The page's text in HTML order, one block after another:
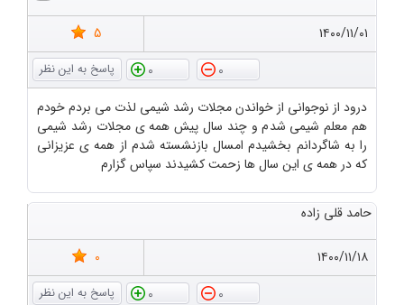
۱۴۰۰/۱۱/۰۱
5
0
0
درود از نوجوانی از خواندن مجلات رشد شیمی لذت می بردم خودم
هم معلم شیمی شدم و چند سال پیش همه ی مجلات رشد شیمی
را به شاگردانم بخشیدم امسال بازنشسته شدم از همه ی عزیزانی
که در همه ی این سال ها زحمت کشیدند سپاس گزارم
حامد قلی زاده
۱۴۰۰/۱۱/۱۸
0
0
0